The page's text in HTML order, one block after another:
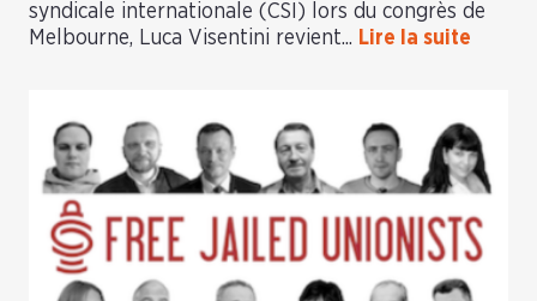
syndicale internationale (CSI) lors du congrès de
Melbourne, Luca Visentini revient... Lire la suite